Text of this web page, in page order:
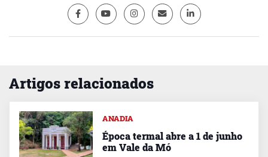
Artigos relacionados
ANADIA
Época termal abre a 1 de junho
em Vale da Mó